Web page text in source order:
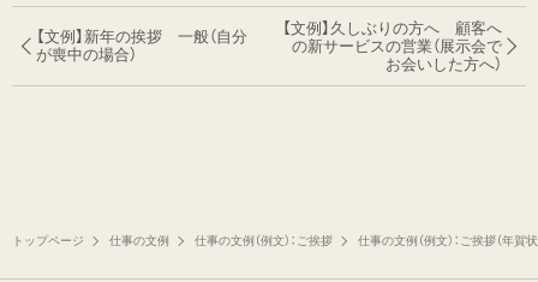
【文例】新年の挨拶 一般（自分
が喪中の場合）
【文例】久しぶりの方へ 顧客へ
の新サービスの営業 （展示会で
お会いした方へ）
トップページ 仕事の文例 仕事の文例（例文）：ご挨拶 仕事の文例（例文）：ご挨拶（年賀